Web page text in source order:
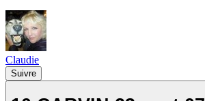
Claudie
Suivre